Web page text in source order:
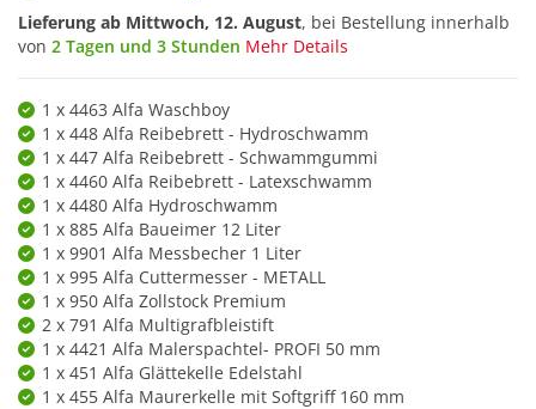
Lieferung ab Mittwoch, 12. August, bei Bestellung innerhalb
von 2 Tagen und 3 Stunden Mehr Details
1 x 4463 Alfa Waschboy
1 x 448 Alfa Reibebrett - Hydroschwamm
1 x 447 Alfa Reibebrett - Schwammgummi
1 x 4460 Alfa Reibebrett - Latexschwamm
1 x 4480 Alfa Hydroschwamm
1 x 885 Alfa Baueimer 12 Liter
1 x 9901 Alfa Messbecher 1 Liter
1 x 995 Alfa Cuttermesser - METALL
1 x 950 Alfa Zollstock Premium
2 x 791 Alfa Multigrafbleistift
1 x 4421 Alfa Malerspachtel- PROFI 50 mm
1 x 451 Alfa Glättekelle Edelstahl
1 x 455 Alfa Maurerkelle mit Softgriff 160 mm